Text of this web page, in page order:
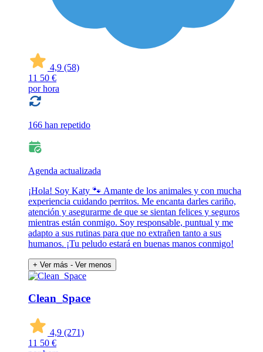
4,9 (58)
11 50 €
por hora
166 han repetido
Agenda actualizada
¡Hola! Soy Katy 🐾 Amante de los animales y con mucha
experiencia cuidando perritos. Me encanta darles cariño,
atención y asegurarme de que se sientan felices y seguros
mientras están conmigo. Soy responsable, puntual y me
adapto a sus rutinas para que no extrañen tanto a sus
humanos. ¡Tu peludo estará en buenas manos conmigo!
+ Ver más - Ver menos
Clean_Space
4,9 (271)
11 50 €